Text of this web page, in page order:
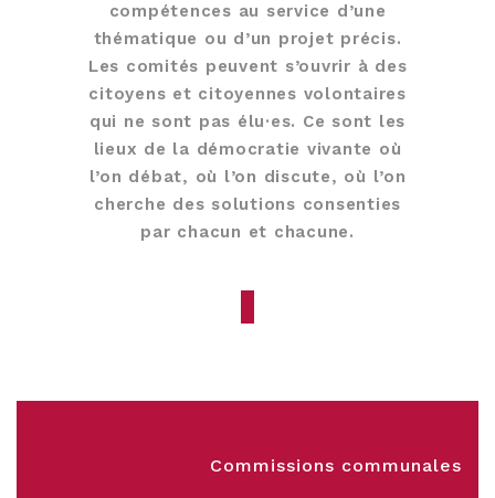
compétences au service d’une
thématique ou d’un projet précis.
Les comités peuvent s’ouvrir à des
citoyens et citoyennes volontaires
qui ne sont pas élu·es. Ce sont les
lieux de la démocratie vivante où
l’on débat, où l’on discute, où l’on
cherche des solutions consenties
par chacun et chacune.
Commissions communales